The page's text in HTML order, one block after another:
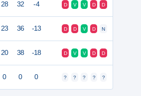
28 32 -4 D V V D D
23 36 -13 D D V D N
20 38 -18 D V V D D
0 0 0 ? ? ? ? ?